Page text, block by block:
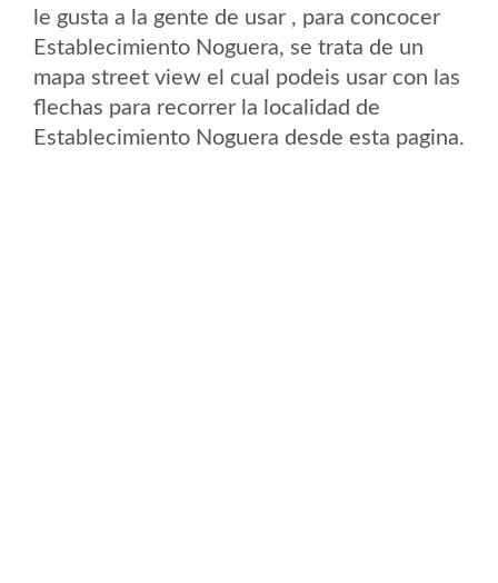
le gusta a la gente de usar , para concocer
Establecimiento Noguera, se trata de un
mapa street view el cual podeis usar con las
flechas para recorrer la localidad de
Establecimiento Noguera desde esta pagina.